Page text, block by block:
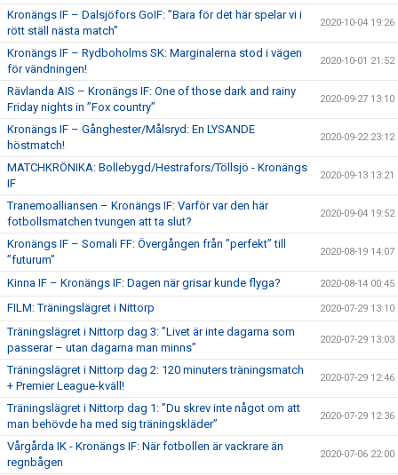
Kronängs IF – Dalsjöfors GoIF: ”Bara för det här spelar vi i
rött ställ nästa match”
2020-10-04 19:26
Kronängs IF – Rydboholms SK: Marginalerna stod i vägen
för vändningen!
2020-10-01 21:52
Rävlanda AIS – Kronängs IF: One of those dark and rainy
Friday nights in ”Fox country”
2020-09-27 13:10
Kronängs IF – Gånghester/Målsryd: En LYSANDE
höstmatch!
2020-09-22 23:12
MATCHKRÖNIKA: Bollebygd/Hestrafors/Töllsjö - Kronängs
IF
2020-09-13 13:21
Tranemoalliansen – Kronängs IF: Varför var den här
fotbollsmatchen tvungen att ta slut?
2020-09-04 19:52
Kronängs IF – Somali FF: Övergången från ”perfekt” till
”futurum”
2020-08-19 14:07
Kinna IF – Kronängs IF: Dagen när grisar kunde flyga? 2020-08-14 00:45
FILM: Träningslägret i Nittorp 2020-07-29 13:10
Träningslägret i Nittorp dag 3: ”Livet är inte dagarna som
passerar – utan dagarna man minns”
2020-07-29 13:03
Träningslägret i Nittorp dag 2: 120 minuters träningsmatch
+ Premier League-kväll!
2020-07-29 12:46
Träningslägret i Nittorp dag 1: ”Du skrev inte något om att
man behövde ha med sig träningskläder”
2020-07-29 12:36
Vårgårda IK - Kronängs IF: När fotbollen är vackrare än
regnbågen
2020-07-06 22:00